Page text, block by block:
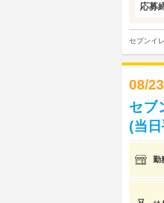
応募
セブンイ
08/
セブ
(当日
勤